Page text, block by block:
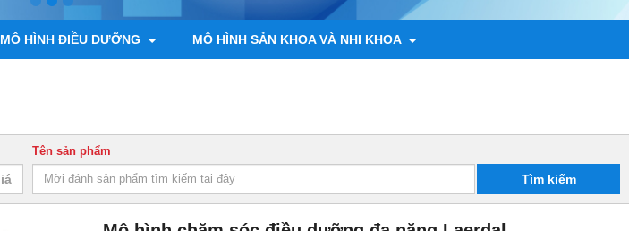
MÔ HÌNH ĐIỀU DƯỠNG MÔ HÌNH SẢN KHOA VÀ NHI KHOA
Tên sản phẩm
Tìm kiếm